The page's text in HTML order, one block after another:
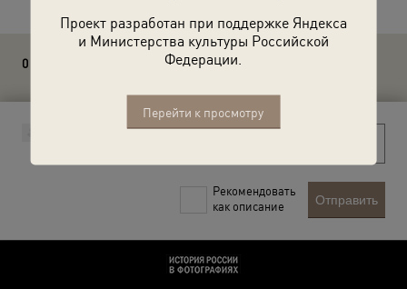
Проект разработан при поддержке Яндекса
и Министерства культуры Российской
Федерации.
Перейти к просмотру
0 комментариев
Рекомендовать
как описание
Отправить